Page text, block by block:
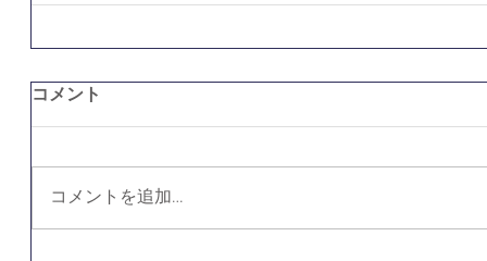
コメント
コメントを追加…